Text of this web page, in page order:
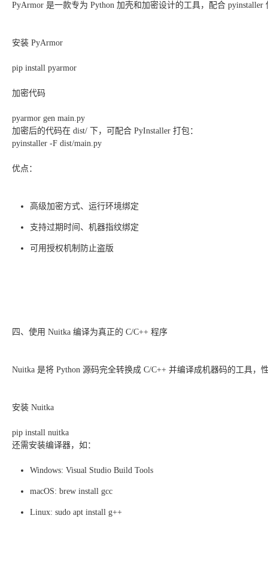
PyArmor 是一款专为 Python 加壳和加密设计的工具，配合 pyinstaller
安装 PyArmor
pip install pyarmor
加密代码
pyarmor gen main.py
加密后的代码在 dist/ 下，可配合 PyInstaller 打包：
pyinstaller -F dist/main.py
优点：
高级加密方式、运行环境绑定
支持过期时间、机器指纹绑定
可用授权机制防止盗版
四、使用 Nuitka 编译为真正的 C/C++ 程序
Nuitka 是将 Python 源码完全转换成 C/C++ 并编译成机器码的工具，
安装 Nuitka
pip install nuitka
还需安装编译器，如：
Windows: Visual Studio Build Tools
macOS: brew install gcc
Linux: sudo apt install g++